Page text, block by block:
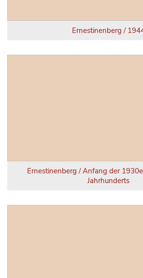
Ernestinenberg /
Ernestinenberg / Anfang der
Jahrhunderts